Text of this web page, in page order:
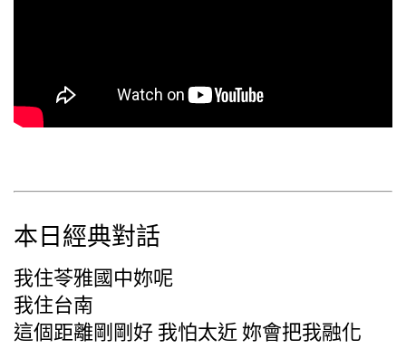
本日經典對話
我住苓雅國中妳呢
我住台南
這個距離剛剛好 我怕太近 妳會把我融化